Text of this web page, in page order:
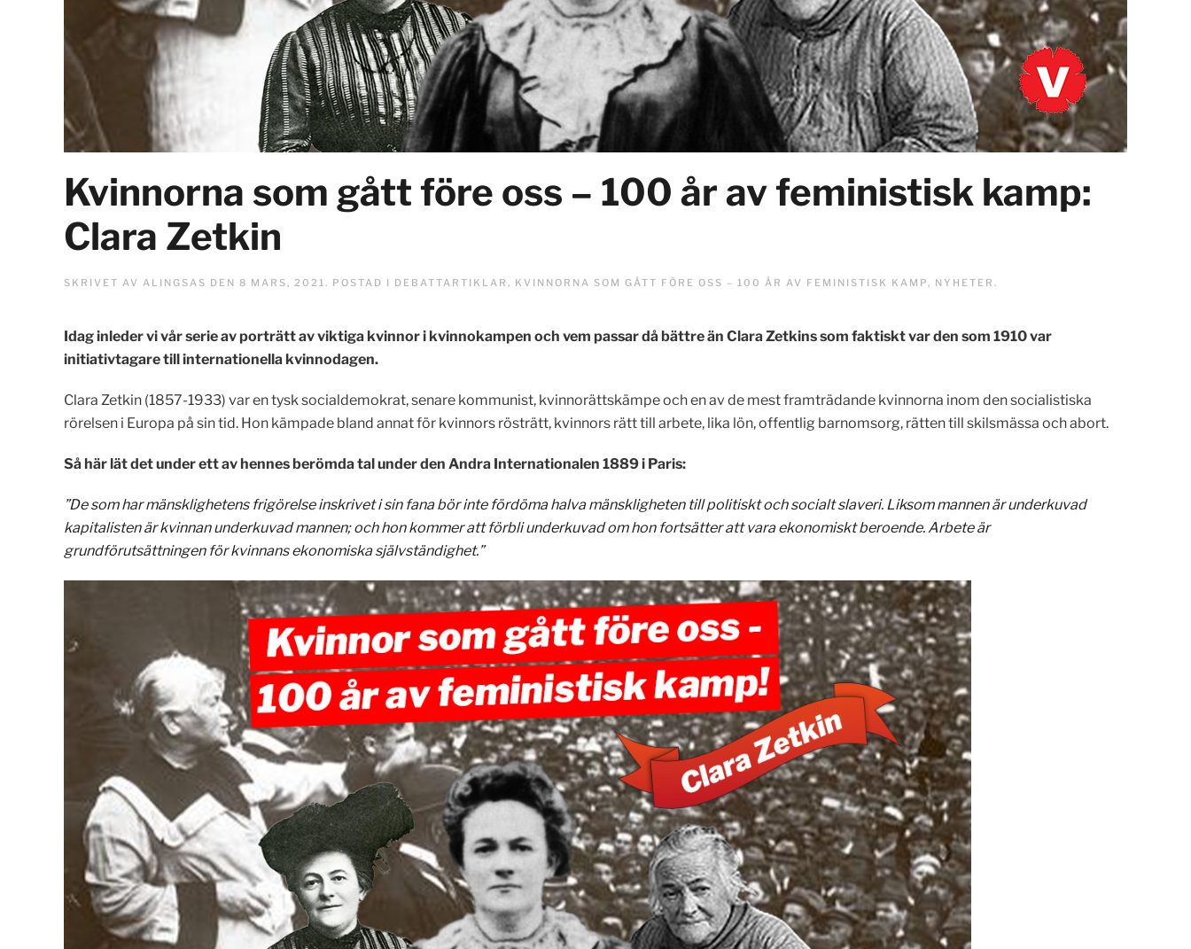
Kvinnorna som gått före oss – 100 år av feministisk kamp:
Clara Zetkin
SKRIVET AV ALINGSAS DEN 8 MARS, 2021. POSTAD I DEBATTARTIKLAR , KVINNORNA SOM GÅTT FÖRE OSS – 100 ÅR AV FEMINISTISK KAMP, NYHETER .
Idag inleder vi vår serie av porträtt av viktiga kvinnor i kvinnokampen och vem passar då bättre än Clara Zetkins som faktiskt var den som 1910 var
initiativtagare till internationella kvinnodagen.
Clara Zetkin (1857-1933) var en tysk socialdemokrat, senare kommunist, kvinnorättskämpe och en av de mest framträdande kvinnorna inom den socialistiska
rörelsen i Europa på sin tid. Hon kämpade bland annat för kvinnors rösträtt, kvinnors rätt till arbete, lika lön, offentlig barnomsorg, rätten till skilsmässa och abort.
Så här lät det under ett av hennes berömda tal under den Andra Internationalen 1889 i Paris:
”De som har mänsklighetens frigörelse inskrivet i sin fana bör inte fördöma halva mänskligheten till politiskt och socialt slaveri. Liksom mannen är underkuvad
kapitalisten är kvinnan underkuvad mannen; och hon kommer att förbli underkuvad om hon fortsätter att vara ekonomiskt beroende. Arbete är
grundförutsättningen för kvinnans ekonomiska självständighet.”